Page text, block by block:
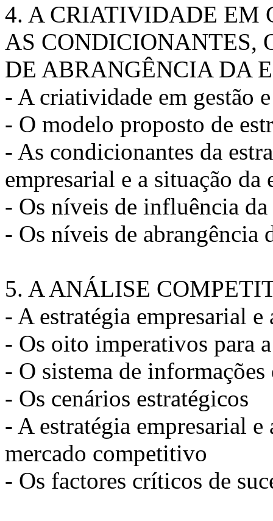
4. A CRIATIVIDADE EM
AS CONDICIONANTES,
DE ABRANGÊNCIA DA
- A criatividade em gestão
- O modelo proposto de
- As condicionantes da
empresarial e a situação da
- Os níveis de influência da
- Os níveis de abrangência
5. A ANÁLISE
- A estratégia empresarial
- Os oito imperativos para
- O sistema de informações
- Os cenários estratégicos
- A estratégia empresarial
mercado competitivo
- Os factores críticos de